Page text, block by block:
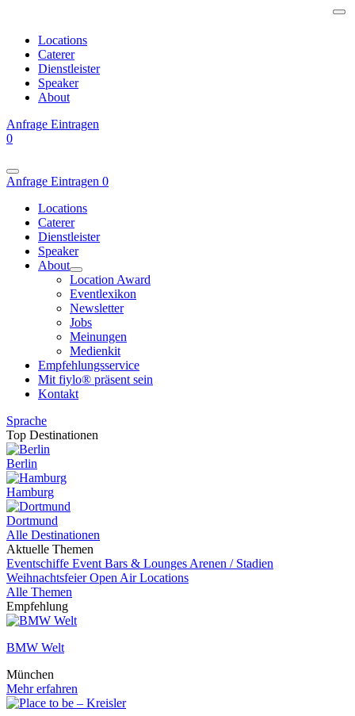
Locations
Caterer
Dienstleister
Speaker
About
Anfrage Eintragen
0
Anfrage Eintragen 0
Locations
Caterer
Dienstleister
Speaker
About
Location Award
Eventlexikon
Newsletter
Jobs
Meinungen
Medienkit
Empfehlungsservice
Mit fiylo® präsent sein
Kontakt
Sprache
Top Destinationen
Berlin
Hamburg
Dortmund
Alle Destinationen
Aktuelle Themen
Eventschiffe Event Bars & Lounges Arenen / Stadien
WeihnachtsfeierOpen Air Locations
Alle Themen
Empfehlung
BMW Welt
München
Mehr erfahren